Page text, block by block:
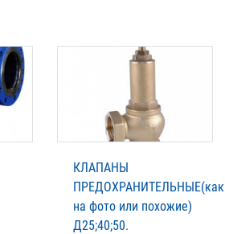
КЛАПАНЫ
ПРЕДОХРАНИТЕЛЬНЫЕ(как
на фото или похожие)
Д25;40;50.